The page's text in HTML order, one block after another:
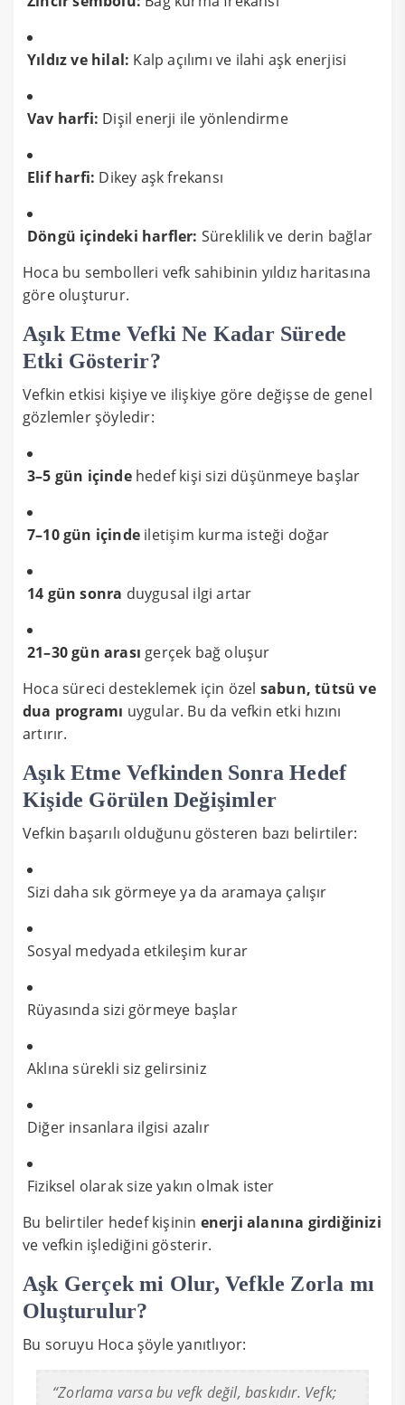
Yıldız ve hilal: Kalp açılımı ve ilahi aşk enerjisi
Vav harfi: Dişil enerji ile yönlendirme
Elif harfi: Dikey aşk frekansı
Döngü içindeki harfler: Süreklilik ve derin bağlar
Hoca bu sembolleri vefk sahibinin yıldız haritasına
göre oluşturur.
Aşık Etme Vefki Ne Kadar Sürede
Etki Gösterir?
Vefkin etkisi kişiye ve ilişkiye göre değişse de genel
gözlemler şöyledir:
3–5 gün içindehedef kişi sizi düşünmeye başlar
7–10 gün içinde iletişim kurma isteği doğar
14 gün sonra duygusal ilgi artar
21–30 gün arası gerçek bağ oluşur
Hoca süreci desteklemek için özel sabun, tütsü ve
dua programı uygular. Bu da vefkin etki hızını
artırır.
Aşık Etme Vefkinden Sonra Hedef
Kişide Görülen Değişimler
Vefkin başarılı olduğunu gösteren bazı belirtiler:
Sizi daha sık görmeye ya da aramaya çalışır
Sosyal medyada etkileşim kurar
Rüyasında sizi görmeye başlar
Aklına sürekli siz gelirsiniz
Diğer insanlara ilgisi azalır
Fiziksel olarak size yakın olmak ister
Bu belirtiler hedef kişinin enerji alanına girdiğinizi
ve vefkin işlediğini gösterir.
Aşk Gerçek mi Olur, Vefkle Zorla mı
Oluşturulur?
Bu soruyu Hoca şöyle yanıtlıyor:
“Zorlama varsa bu vefk değil, baskıdır. Vefk;